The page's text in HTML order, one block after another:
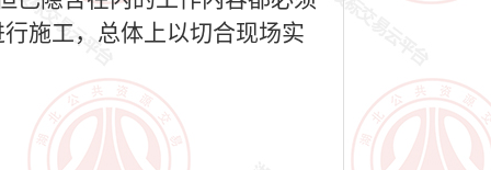
施工，总体上以切合现场实